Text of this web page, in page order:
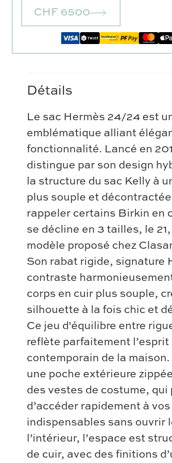
Notre sélection :
Coup de coeur
Nouveautés
Tous les sacs
Categories :
Sac à main
Sac porté épaule
Nos modèles préférés :
Kelly – Hermès
Niki – Saint Laurent
Timeless – Chanel
Nos créateurs
Celine
Gucci
Chloé
Hermès
Bottega Veneta
Dior
Louis Vuitton
Chanel
Nos modèles
FAQ
Contact
Comment ça marche
Authentification par
CHF 6500
Détails
Le sac Hermès 24/24 est
emblématique alliant
fonctionnalité. Lancé en
distingue par son design
la structure du sac Kelly à
plus souple et
rappeler certains Birkin en
se décline en 3 tailles, le
modèle proposé chez
Son rabat rigide, signature
contraste
corps en cuir plus souple,
silhouette à la fois chic et
Ce jeu d'équilibre entre
reflète parfaitement l’esprit
contemporain de la
une poche extérieure
des vestes de costume, qui
d’accéder rapidement à vos
indispensables sans ouvrir
l’intérieur, l’espace est
de cuir, avec des finitions